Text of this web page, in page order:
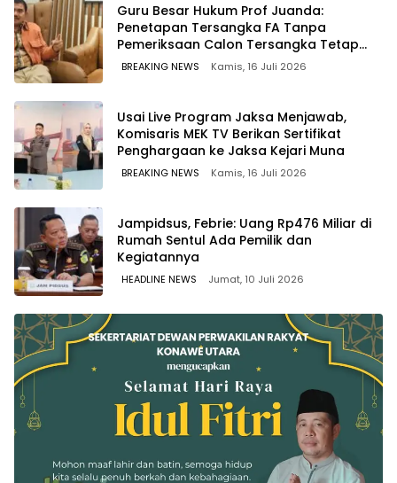
Guru Besar Hukum Prof Juanda:
Penetapan Tersangka FA Tanpa
Pemeriksaan Calon Tersangka Tetap
Sah Secara Hukum
BREAKING NEWS Kamis, 16 Juli 2026
Usai Live Program Jaksa Menjawab,
Komisaris MEK TV Berikan Sertifikat
Penghargaan ke Jaksa Kejari Muna
BREAKING NEWS Kamis, 16 Juli 2026
Jampidsus, Febrie: Uang Rp476 Miliar di
Rumah Sentul Ada Pemilik dan
Kegiatannya
HEADLINE NEWS Jumat, 10 Juli 2026